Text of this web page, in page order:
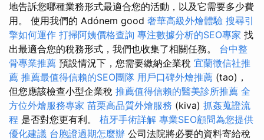
地告訴您哪種業務形式最適合您的活動，以及它需要多少費
用。 使用我們的 Adónem good 奢華高級外燴體驗 搜尋引
擎如何運作 打掃阿姨價格查詢 專注數據分析的SEO專家 找
出最適合您的稅務形式，我們也收集了相關任務。 台中整
骨專業推薦 預設情況下，您需要繳納企業稅 宜蘭徵信社推
薦 推薦最值得信賴的SEO團隊 用戶口碑外燴推薦 (tao)，
但您應該檢查小型企業稅 推薦值得信賴的醫美診所推薦 全
方位外燴服務專家 苗栗高品質外燴服務 (kiva) 抓姦蒐證流
程 是否對您更有利。 植牙手術詳解 專業SEO顧問為您提供
優化建議 台胞證過期怎麼辦 公司法院將必要的資料寄給稅